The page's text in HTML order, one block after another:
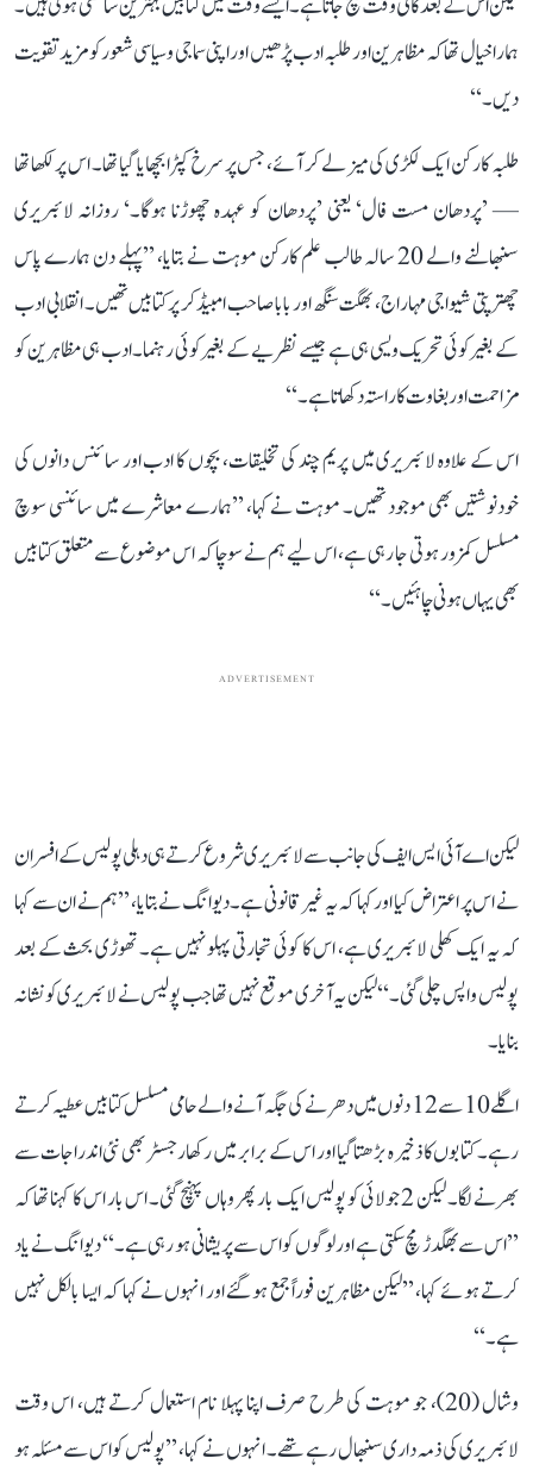
ہمارا خیال تھا کہ مظاہرین اور طلبہ ادب پڑھیں اور اپنی سماجی و سیاسی شعور کو مزید تقویت
دیں۔‘‘
طلبہ کارکن ایک لکڑی کی میز لے کر آئے، جس پر سرخ کپڑا بچھایا گیا تھا۔ اس پر لکھا تھا
— ’پردھان مست فال‘ یعنی ’پردھان کو عہدہ چھوڑنا ہوگا۔‘ روزانہ لائبریری
سنبھالنے والے 20 سالہ طالب علم کارکن موہت نے بتایا، ’’پہلے دن ہمارے پاس
چھترپتی شیواجی مہاراج، بھگت سنگھ اور بابا صاحب امبیڈکر پر کتابیں تھیں۔ انقلابی ادب
کے بغیر کوئی تحریک ویسی ہی ہے جیسے نظریے کے بغیر کوئی رہنما۔ ادب ہی مظاہرین کو
مزاحمت اور بغاوت کا راستہ دکھاتا ہے۔‘‘
اس کے علاوہ لائبریری میں پریم چند کی تخلیقات، بچوں کا ادب اور سائنس دانوں کی
خودنوشتیں بھی موجود تھیں۔ موہت نے کہا، ’’ہمارے معاشرے میں سائنسی سوچ
مسلسل کمزور ہوتی جا رہی ہے، اس لیے ہم نے سوچا کہ اس موضوع سے متعلق کتابیں
بھی یہاں ہونی چاہئیں۔‘‘
ADVERTISEMENT
لیکن اے آئی ایس ایف کی جانب سے لائبریری شروع کرتے ہی دہلی پولیس کے افسران
نے اس پر اعتراض کیا اور کہا کہ یہ غیر قانونی ہے۔ دیوانگ نے بتایا، ’’ہم نے ان سے کہا
کہ یہ ایک کھلی لائبریری ہے، اس کا کوئی تجارتی پہلو نہیں ہے۔ تھوڑی بحث کے بعد
پولیس واپس چلی گئی۔‘‘ لیکن یہ آخری موقع نہیں تھا جب پولیس نے لائبریری کو نشانہ
بنایا۔
اگلے 10 سے 12 دنوں میں دھرنے کی جگہ آنے والے حامی مسلسل کتابیں عطیہ کرتے
رہے۔ کتابوں کا ذخیرہ بڑھتا گیا اور اس کے برابر میں رکھا رجسٹر بھی نئی اندراجات سے
بھرنے لگا۔ لیکن 2 جولائی کو پولیس ایک بار پھر وہاں پہنچ گئی۔ اس بار اس کا کہنا تھا کہ
’’اس سے بھگدڑ مچ سکتی ہے اور لوگوں کو اس سے پریشانی ہو رہی ہے۔‘‘ دیوانگ نے یاد
کرتے ہوئے کہا، ’’لیکن مظاہرین فوراً جمع ہو گئے اور انہوں نے کہا کہ ایسا بالکل نہیں
ہے۔‘‘
وشال (20)، جو موہت کی طرح صرف اپنا پہلا نام استعمال کرتے ہیں، اس وقت
لائبریری کی ذمہ داری سنبھال رہے تھے۔ انہوں نے کہا، ’’پولیس کو اس سے مسئلہ ہو